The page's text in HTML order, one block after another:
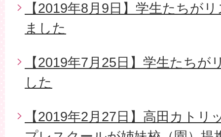
【2019年8月9日】学生たちが
ました
【2019年7月25日】学生たち
した
【2019年2月27日】高田カト